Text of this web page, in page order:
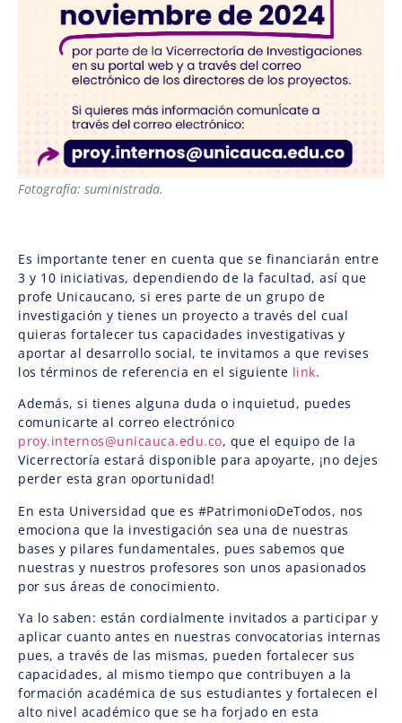
Fotografía: suministrada.
Es importante tener en cuenta que se financiarán entre
3 y 10 iniciativas, dependiendo de la facultad, así que
profe Unicaucano, si eres parte de un grupo de
investigación y tienes un proyecto a través del cual
quieras fortalecer tus capacidades investigativas y
aportar al desarrollo social, te invitamos a que revises
los términos de referencia en el siguiente link.
Además, si tienes alguna duda o inquietud, puedes
comunicarte al correo electrónico
proy.internos@unicauca.edu.co, que el equipo de la
Vicerrectoría estará disponible para apoyarte, ¡no dejes
perder esta gran oportunidad!
En esta Universidad que es #PatrimonioDeTodos, nos
emociona que la investigación sea una de nuestras
bases y pilares fundamentales, pues sabemos que
nuestras y nuestros profesores son unos apasionados
por sus áreas de conocimiento.
Ya lo saben: están cordialmente invitados a participar y
aplicar cuanto antes en nuestras convocatorias internas
pues, a través de las mismas, pueden fortalecer sus
capacidades, al mismo tiempo que contribuyen a la
formación académica de sus estudiantes y fortalecen el
alto nivel académico que se ha forjado en esta